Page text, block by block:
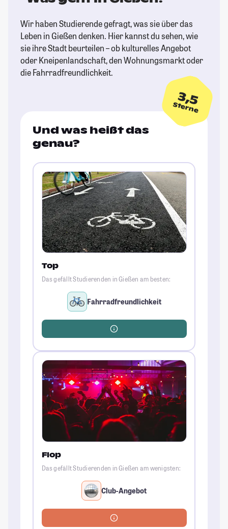
Wir haben Studierende gefragt, was sie über das
Leben in Gießen denken. Hier kannst du sehen, wie
sie ihre Stadt beurteilen – ob kulturelles Angebot
oder Kneipenlandschaft, den Wohnungsmarkt oder
die Fahrradfreundlichkeit.
3,5
Sterne
Und was heißt das
genau?
Top
Das gefällt Studierenden in Gießen am besten:
Fahrradfreundlichkeit
Flop
Das gefällt Studierenden in Gießen am wenigsten:
Club-Angebot